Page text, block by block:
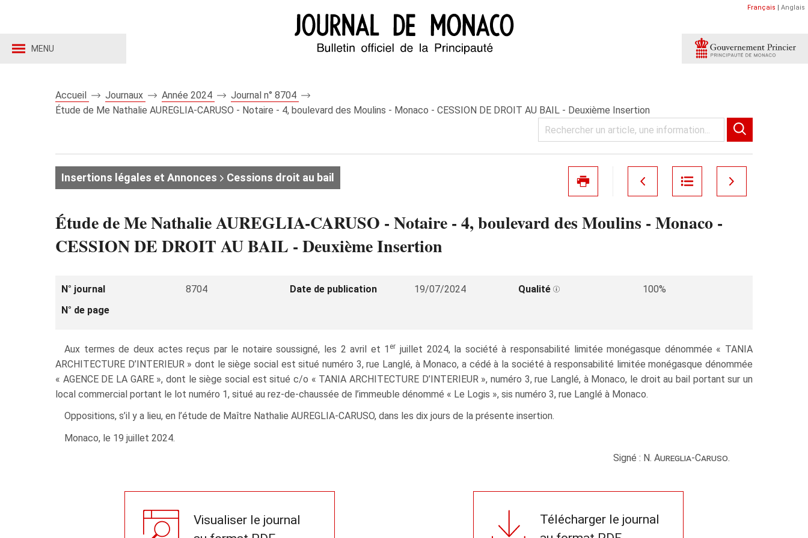
MENU
Français | Anglais
Accueil Journaux Année 2024
Journal n° 8704
Étude de Me Nathalie AUREGLIA-CARUSO - Notaire - 4, boulevard des Moulins - Monaco - CESSION DE DROIT AU BAIL - Deuxième Insertion
Insertions légales et Annonces Cessions droit au bail
Étude de Me Nathalie AUREGLIA-CARUSO - Notaire - 4, boulevard des Moulins - Monaco -
CESSION DE DROIT AU BAIL - Deuxième Insertion
N° journal 8704 Date de publication 19/07/2024 Qualité
100%
N° de page
Aux termes de deux actes reçus par le notaire soussigné, les 2 avril et 1 er juillet 2024, la société à responsabilité limitée monégasque dénommée « TANIA
ARCHITECTURE D’INTERIEUR » dont le siège social est situé numéro 3, rue Langlé, à Monaco, a cédé à la société à responsabilité limitée monégasque dénommée
« AGENCE DE LA GARE », dont le siège social est situé c/o « TANIA ARCHITECTURE D’INTERIEUR », numéro 3, rue Langlé, à Monaco, le droit au bail portant sur un
local commercial portant le lot numéro 1, situé au rez-de-chaussée de l’immeuble dénommé « Le Logis », sis numéro 3, rue Langlé à Monaco.
Oppositions, s’il y a lieu, en l’étude de Maître Nathalie AUREGLIA-CARUSO, dans les dix jours de la présente insertion.
Monaco, le 19 juillet 2024.
Signé : N. Aureglia-Caruso.
Visualiser le journal
Télécharger le journal